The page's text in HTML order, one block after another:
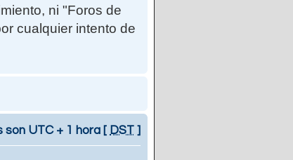
ni "Foros de
cualquier intento de
son UTC + 1 hora [ DST ]